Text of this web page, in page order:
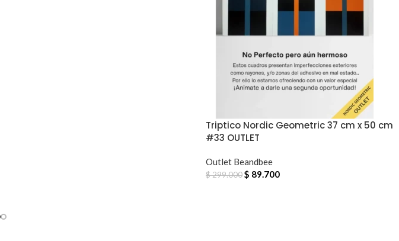
Triptico Nordic Geometric 37 cm x 50 cm
#33 OUTLET
Outlet Beandbee
$299.000$ 89.700